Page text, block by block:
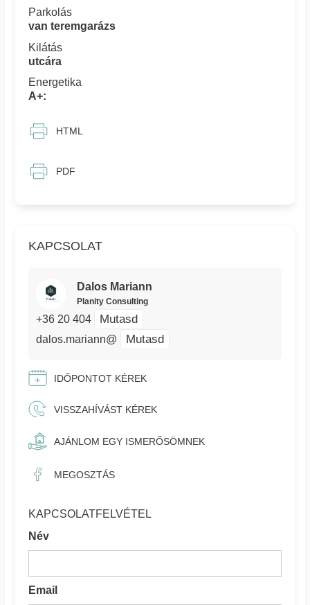
KAPCSOLAT
Dalos Mariann
Planity Consulting
+36 20 404 Mutasd
dalos.mariann@ Mutasd
IDŐPONTOT KÉREK
VISSZAHÍVÁST KÉREK
AJÁNLOM EGY ISMERŐSÖMNEK
MEGOSZTÁS
KAPCSOLATFELVÉTEL
Név
Email
Parkolás
van teremgarázs
Kilátás
utcára
Energetika
A+:
HTML
PDF